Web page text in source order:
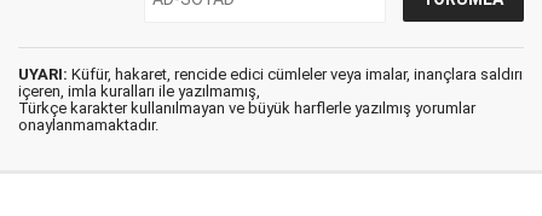
UYARI: Küfür, hakaret, rencide edici cümleler veya imalar, inançlara saldırı
içeren, imla kuralları ile yazılmamış,
Türkçe karakter kullanılmayan ve büyük harflerle yazılmış yorumlar
onaylanmamaktadır.